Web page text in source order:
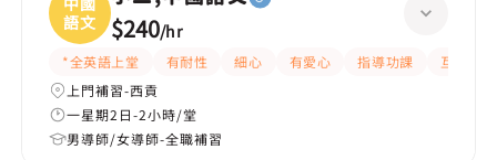
語文
$240/hr
*全英語上堂 有耐性 細心 有愛心 指導功課
互動教學
上門補習-西貢
一星期2日-2小時/堂
男導師/女導師-全職補習